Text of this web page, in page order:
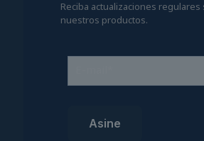
Reciba actualizaciones regulares
nuestros productos.